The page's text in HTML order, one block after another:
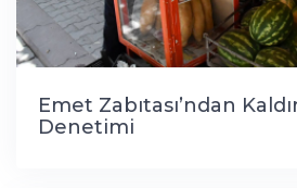
Emet Zabıtası’ndan
Denetimi